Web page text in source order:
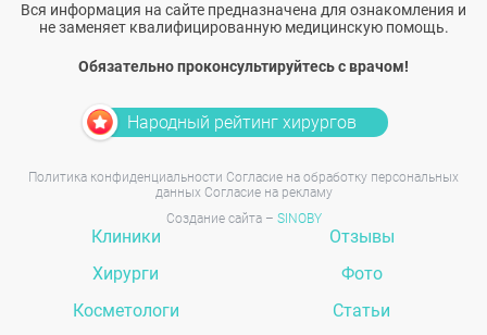
Вся информация на сайте предназначена для ознакомления и
не заменяет квалифицированную медицинскую помощь.
Обязательно проконсультируйтесь с врачом!
Народный рейтинг хирургов
Политика конфиденциальности Согласие на обработку персональных
данных Согласие на рекламу
Создание сайта – SINOBY
Клиники
Хирурги
Косметологи
Отзывы
Фото
Статьи